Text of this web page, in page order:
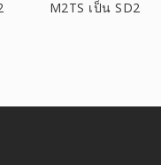
M2TS เป็น SD2